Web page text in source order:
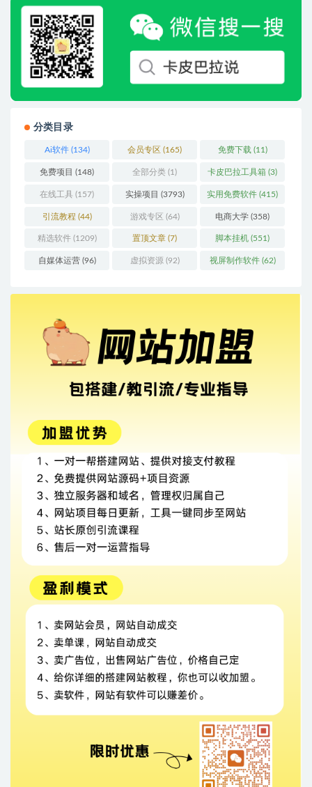
分类目录
Ai软件(134) 会员专区 (165) 免费下载 (11)
免费项目 (148) 全部分类 (1) 卡皮巴拉工具箱 (3)
在线工具 (157) 实操项目 (3793) 实用免费软件 (415)
引流教程 (44) 游戏专区 (64) 电商大学 (358)
精选软件(1209) 置顶文章 (7) 脚本挂机 (551)
自媒体运营(96) 虚拟资源 (92) 视屏制作软件(62)